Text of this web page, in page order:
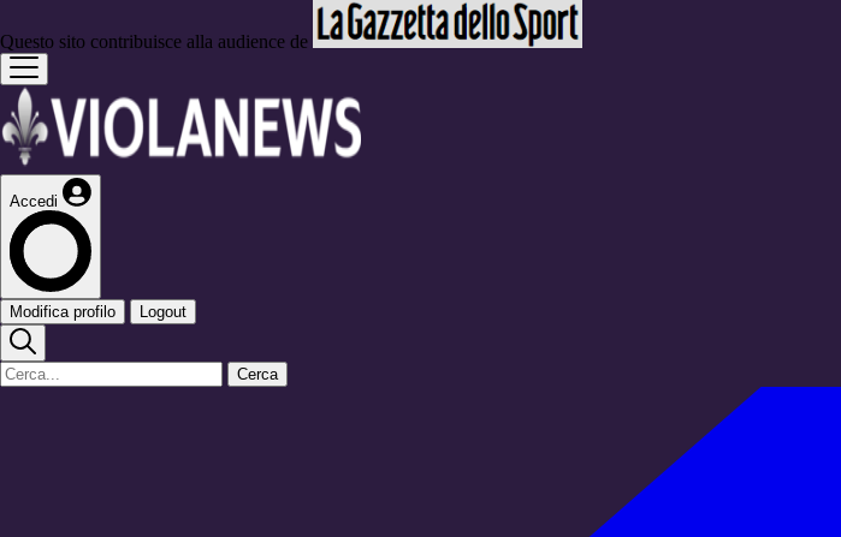
Questo sito contribuisce alla audience de
Accedi
Modifica profilo Logout
Cerca